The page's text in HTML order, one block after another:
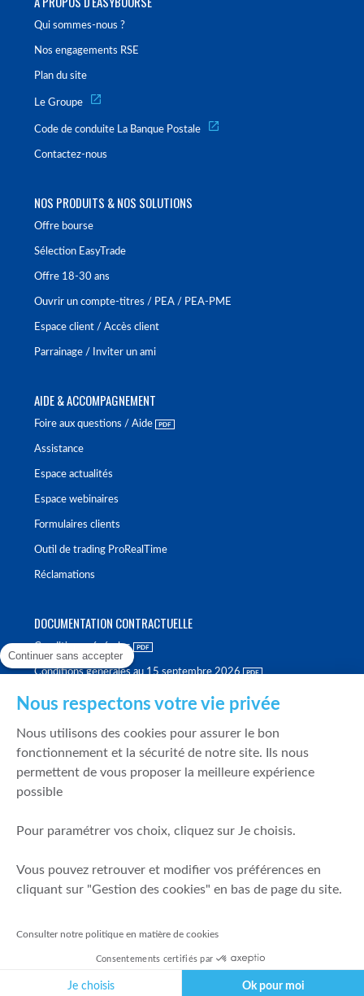
Qui sommes-nous ?
Nos engagements RSE
Plan du site
Le Groupe
Code de conduite La Banque Postale
Contactez-nous
NOS PRODUITS & NOS SOLUTIONS
Offre bourse
Sélection EasyTrade
Offre 18-30 ans
Ouvrir un compte-titres / PEA / PEA-PME
Espace client / Accès client
Parrainage / Inviter un ami
AIDE & ACCOMPAGNEMENT
Foire aux questions / Aide
Assistance
Espace actualités
Espace webinaires
Formulaires clients
Outil de trading ProRealTime
Réclamations
DOCUMENTATION CONTRACTUELLE
Conditions générales
Conditions générales au 15 septembre 2026
Politique de meilleure sélection
Politique de durabilité
Fonds de garantie des dépôts et de résolution
Mentions légales
Prévention de la fraude
Politique de gestion des conflits d'intérêts
Continuer sans accepter
Nous respectons votre vie privée
Nous utilisons des cookies pour assurer le bon
fonctionnement et la sécurité de notre site. Ils nous
permettent de vous proposer la meilleure expérience
possible
Pour paramétrer vos choix, cliquez sur Je choisis.
Vous pouvez retrouver et modifier vos préférences en
cliquant sur "Gestion des cookies" en bas de page du site.
Consulter notre politique en matière de cookies
Consentements certifiés par
Je choisis Ok pour moi